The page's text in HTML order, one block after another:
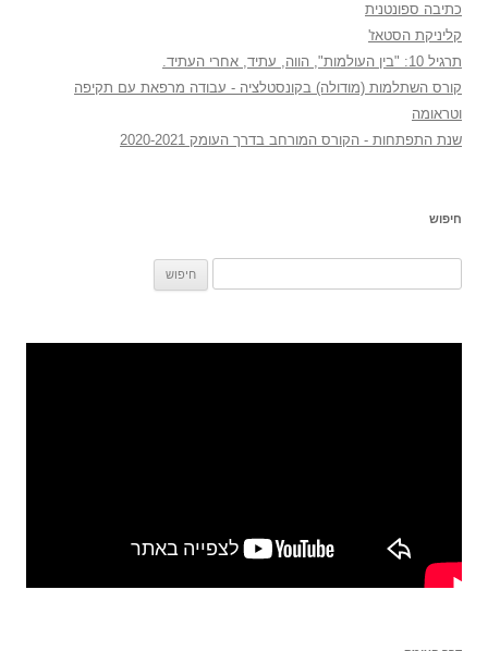
כתיבה ספונטנית
קליניקת הסטאז'
תרגיל 10: "בין העולמות", הווה, עתיד, אחרי העתיד.
קורס השתלמות (מודולה) בקונסטלציה - עבודה מרפאת עם תקיפה
וטראומה
שנת התפתחות - הקורס המורחב בדרך העומק 2020-2021
חיפוש